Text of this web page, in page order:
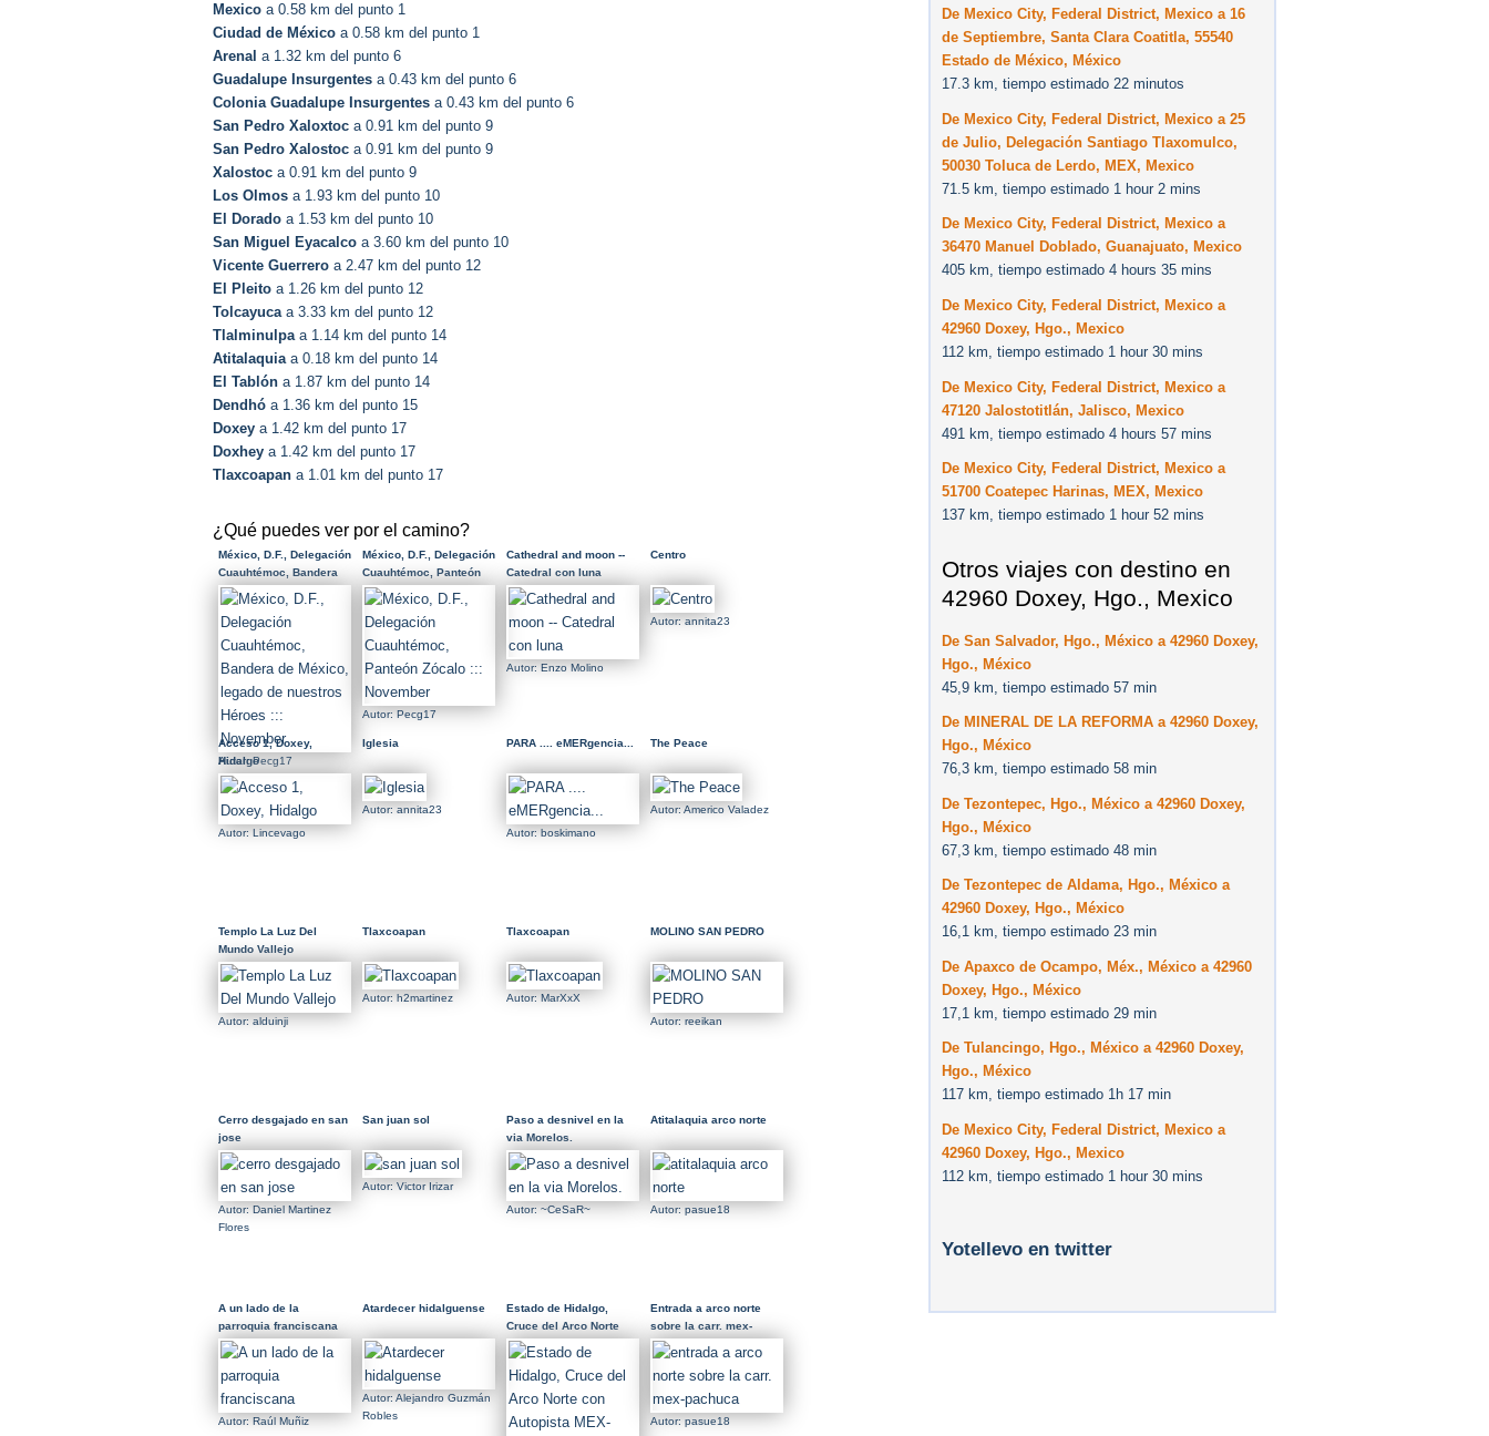
Mexico a 0.58 km del punto 1
Ciudad de México a 0.58 km del punto 1
Arenal a 1.32 km del punto 6
Guadalupe Insurgentes a 0.43 km del punto 6
Colonia Guadalupe Insurgentes a 0.43 km del punto 6
San Pedro Xaloxtoc a 0.91 km del punto 9
San Pedro Xalostoc a 0.91 km del punto 9
Xalostoc a 0.91 km del punto 9
Los Olmos a 1.93 km del punto 10
El Dorado a 1.53 km del punto 10
San Miguel Eyacalco a 3.60 km del punto 10
Vicente Guerrero a 2.47 km del punto 12
El Pleito a 1.26 km del punto 12
Tolcayucaa 3.33 km del punto 12
Tlalminulpaa 1.14 km del punto 14
Atitalaquiaa 0.18 km del punto 14
El Tablón a 1.87 km del punto 14
Dendhó a 1.36 km del punto 15
Doxey a 1.42 km del punto 17
Doxhey a 1.42 km del punto 17
Tlaxcoapan a 1.01 km del punto 17
¿Qué puedes ver por el camino?
México, D.F., Delegación
Cuauhtémoc, Bandera
de México, legado de
nuestros Héroes :::
November
Autor: Pecg17
México, D.F., Delegación
Cuauhtémoc, Panteón
Zócalo ::: November
Autor: Pecg17
Cathedral and moon --
Catedral con luna
Autor: Enzo Molino
Centro
Autor: annita23
Acceso 1, Doxey,
Hidalgo
Autor: Lincevago
Iglesia
Autor: annita23
PARA .... eMERgencia...
Autor: boskimano
The Peace
Autor: Americo Valadez
Templo La Luz Del
Mundo Vallejo
Autor: alduinji
Tlaxcoapan
Autor: h2martinez
Tlaxcoapan
Autor: MarXxX
MOLINO SAN PEDRO
Autor: reeikan
Cerro desgajado en san
jose
Autor: Daniel Martinez
Flores
San juan sol
Autor: Victor Irizar
Paso a desnivel en la
via Morelos.
Autor: ~CeSaR~
Atitalaquia arco norte
Autor: pasue18
A un lado de la
parroquia franciscana
Autor: Raúl Muñiz
Atardecer hidalguense
Autor: Alejandro Guzmán
Robles
Estado de Hidalgo,
Cruce del Arco Norte
con Autopista MEX-
Pachuca
Entrada a arco norte
sobre la carr. mex-
pachuca
Autor: pasue18
De Mexico City, Federal District, Mexico a 16
de Septiembre, Santa Clara Coatitla, 55540
Estado de México, México
17.3 km, tiempo estimado 22 minutos
De Mexico City, Federal District, Mexico a 25
de Julio, Delegación Santiago Tlaxomulco,
50030 Toluca de Lerdo, MEX, Mexico
71.5 km, tiempo estimado 1 hour 2 mins
De Mexico City, Federal District, Mexico a
36470 Manuel Doblado, Guanajuato, Mexico
405 km, tiempo estimado 4 hours 35 mins
De Mexico City, Federal District, Mexico a
42960 Doxey, Hgo., Mexico
112 km, tiempo estimado 1 hour 30 mins
De Mexico City, Federal District, Mexico a
47120 Jalostotitlán, Jalisco, Mexico
491 km, tiempo estimado 4 hours 57 mins
De Mexico City, Federal District, Mexico a
51700 Coatepec Harinas, MEX, Mexico
137 km, tiempo estimado 1 hour 52 mins
Otros viajes con destino en
42960 Doxey, Hgo., Mexico
De San Salvador, Hgo., México a 42960 Doxey,
Hgo., México
45,9 km, tiempo estimado 57 min
De MINERAL DE LA REFORMA a 42960 Doxey,
Hgo., México
76,3 km, tiempo estimado 58 min
De Tezontepec, Hgo., México a 42960 Doxey,
Hgo., México
67,3 km, tiempo estimado 48 min
De Tezontepec de Aldama, Hgo., México a
42960 Doxey, Hgo., México
16,1 km, tiempo estimado 23 min
De Apaxco de Ocampo, Méx., México a 42960
Doxey, Hgo., México
17,1 km, tiempo estimado 29 min
De Tulancingo, Hgo., México a 42960 Doxey,
Hgo., México
117 km, tiempo estimado 1h 17 min
De Mexico City, Federal District, Mexico a
42960 Doxey, Hgo., Mexico
112 km, tiempo estimado 1 hour 30 mins
Yotellevo en twitter